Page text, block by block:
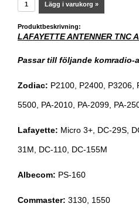
Lägg i varukorg »
Produktbeskrivning:
LAFAYETTE ANTENNER TNC
Passar till följande komradio-
Zodiac: P2100, P2400, P3206,
5500, PA-2010, PA-2099, PA-
Lafayette: Micro 3+, DC-29S,
31M, DC-110, DC-155M
Albecom: PS-160
Commaster: 3130, 1550